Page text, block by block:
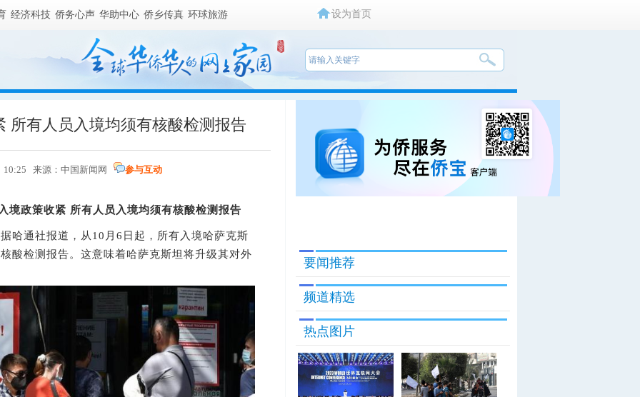
经济科技 侨务心声 华助中心 侨乡传真 环球旅游 设为首页
所有人员入境均须有核酸检测报告
10:25 来源： 中国新闻网 参与互动
境政策收紧 所有人员入境均须有核酸检测报告
哈通社报道，从10月6日起，所有入境哈萨克斯
酸检测报告。这意味着哈萨克斯坦将升级其对外
要闻推荐
频道精选
热点图片